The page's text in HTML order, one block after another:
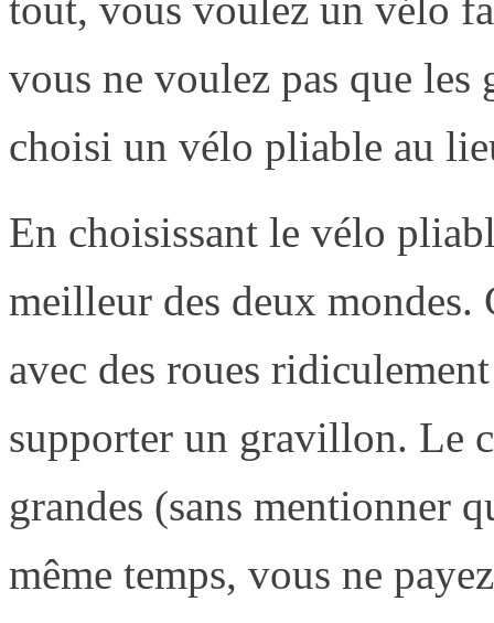
tout, vous voulez un vélo
vous ne voulez pas que
choisi un vélo pliable au
En choisissant le vélo
meilleur des deux
avec des roues
supporter un gravillon. Le
grandes (sans mentionner
même temps, vous ne